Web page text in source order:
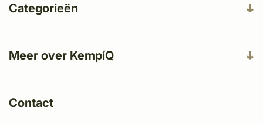
Meer over KempíQ
Categorieën
Contact